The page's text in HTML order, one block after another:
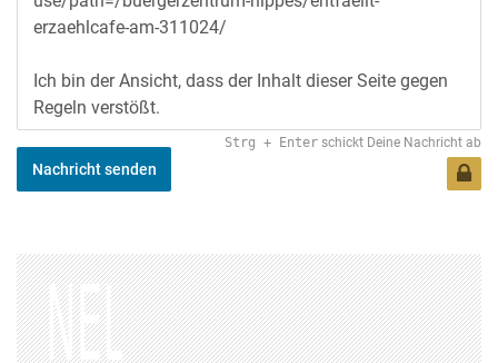
Strg + Enter schickt Deine Nachricht ab
Nachricht senden